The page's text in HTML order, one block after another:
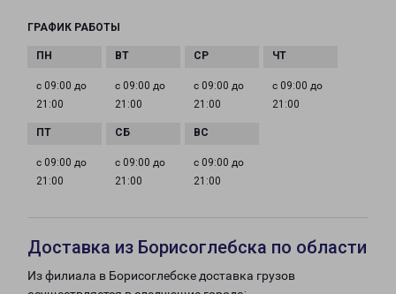
ГРАФИК РАБОТЫ
с 09:00 до
21:00
с 09:00 до
21:00
с 09:00 до
21:00
с 09:00 до
21:00
с 09:00 до
21:00
с 09:00 до
21:00
с 09:00 до
21:00
Доставка из Борисоглебска по области
Из филиала в Борисоглебске доставка грузов